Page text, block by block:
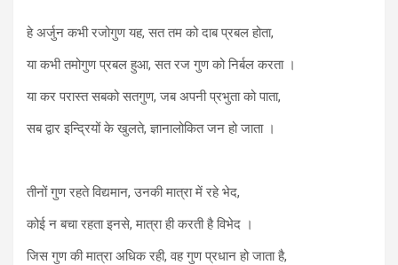
हे अर्जुन कभी रजोगुण यह, सत तम को दाब प्रबल होता,
या कभी तमोगुण प्रबल हुआ, सत रज गुण को निर्बल करता ।
या कर परास्त सबको सतगुण, जब अपनी प्रभुता को पाता,
सब द्वार इन्द्रियों के खुलते, ज्ञानालोकित जन हो जाता ।
तीनों गुण रहते विद्यमान, उनकी मात्रा में रहे भेद,
कोई न बचा रहता इनसे, मात्रा ही करती है विभेद ।
जिस गुण की मात्रा अधिक रही, वह गुण प्रधान हो जाता है,